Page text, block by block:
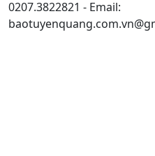
0207.3822821 - Email: